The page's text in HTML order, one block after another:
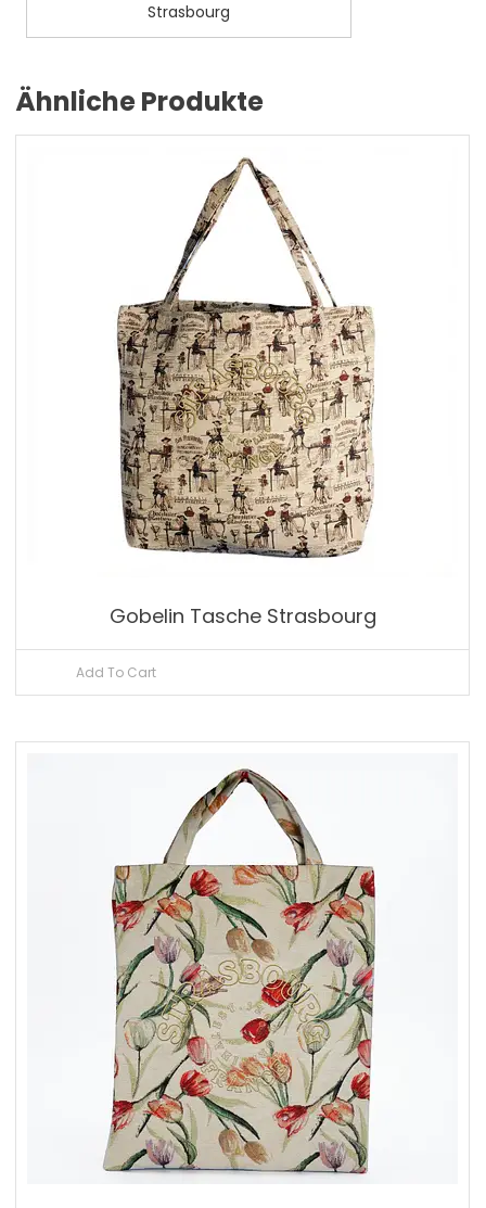
Strasbourg
Ähnliche Produkte
Gobelin Tasche Strasbourg
Add To Cart